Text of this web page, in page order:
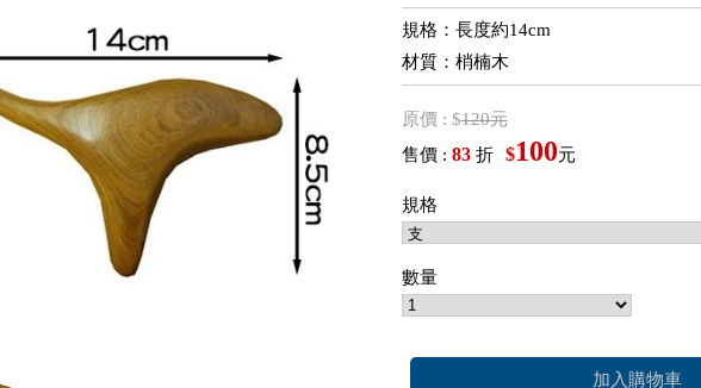
規格：長度約14cm
材質：梢楠木
原價 : $120元
售價 : 83折 $100元
規格
數量
加入購物車